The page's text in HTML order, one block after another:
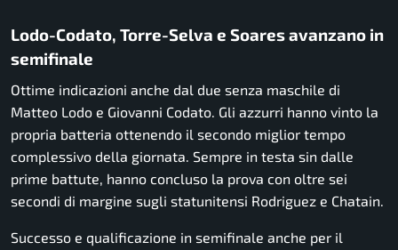
Lodo-Codato, Torre-Selva e Soares avanzano in
semifinale
Ottime indicazioni anche dal due senza maschile di
Matteo Lodo e Giovanni Codato. Gli azzurri hanno vinto la
propria batteria ottenendo il secondo miglior tempo
complessivo della giornata. Sempre in testa sin dalle
prime battute, hanno concluso la prova con oltre sei
secondi di margine sugli statunitensi Rodriguez e Chatain.
Successo e qualificazione in semifinale anche per il